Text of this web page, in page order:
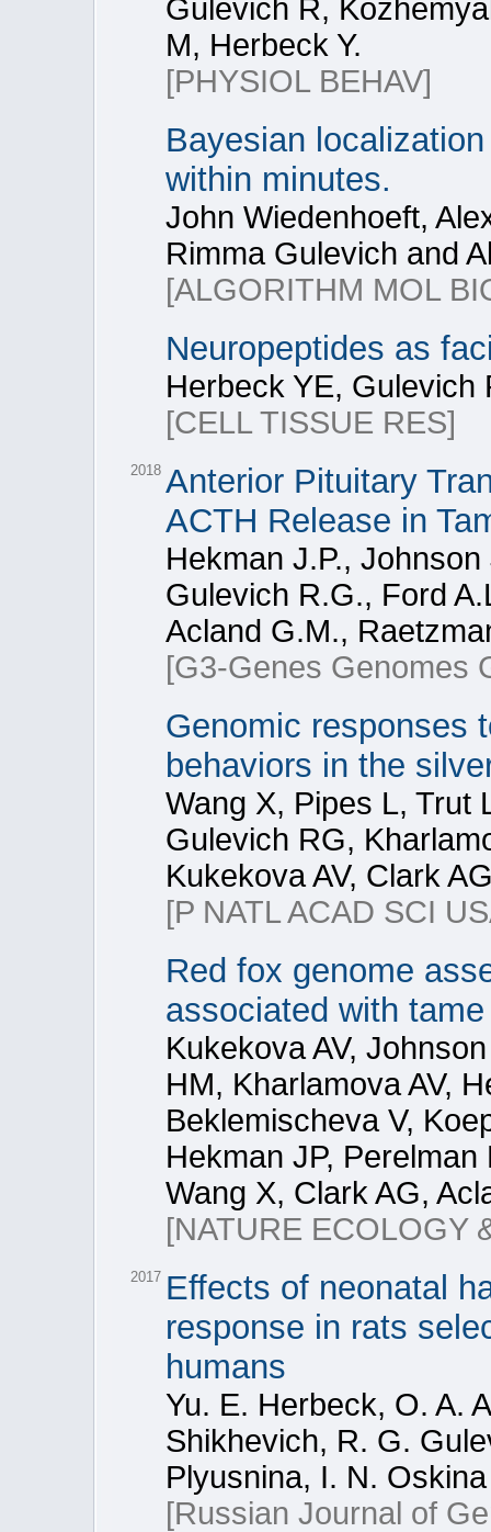
Gulevich R,
M, Herbeck Y.
[PHYSIOL BEHAV]
Bayesian
within minutes.
John Wiedenhoeft,
Rimma Gulevich and
[ALGORITHM MOL
Neuropeptides as
Herbeck YE, Gulevich
[CELL TISSUE RES]
2018 Anterior Pituitary
ACTH Release in
Hekman J.P.,
Gulevich R.G., Ford
Acland G.M.,
[G3-Genes Genomes
Genomic responses
behaviors in the
Wang X, Pipes L, Trut
Gulevich RG,
Kukekova AV, Clark
[P NATL ACAD SCI
Red fox genome
associated with
Kukekova AV,
HM, Kharlamova AV,
Beklemischeva V,
Hekman JP,
Wang X, Clark AG,
[NATURE ECOLOGY
2017 Effects of neonatal
response in rats
humans
Yu. E. Herbeck, O. A.
Shikhevich, R. G.
Plyusnina, I. N. Oskina
[Russian Journal of